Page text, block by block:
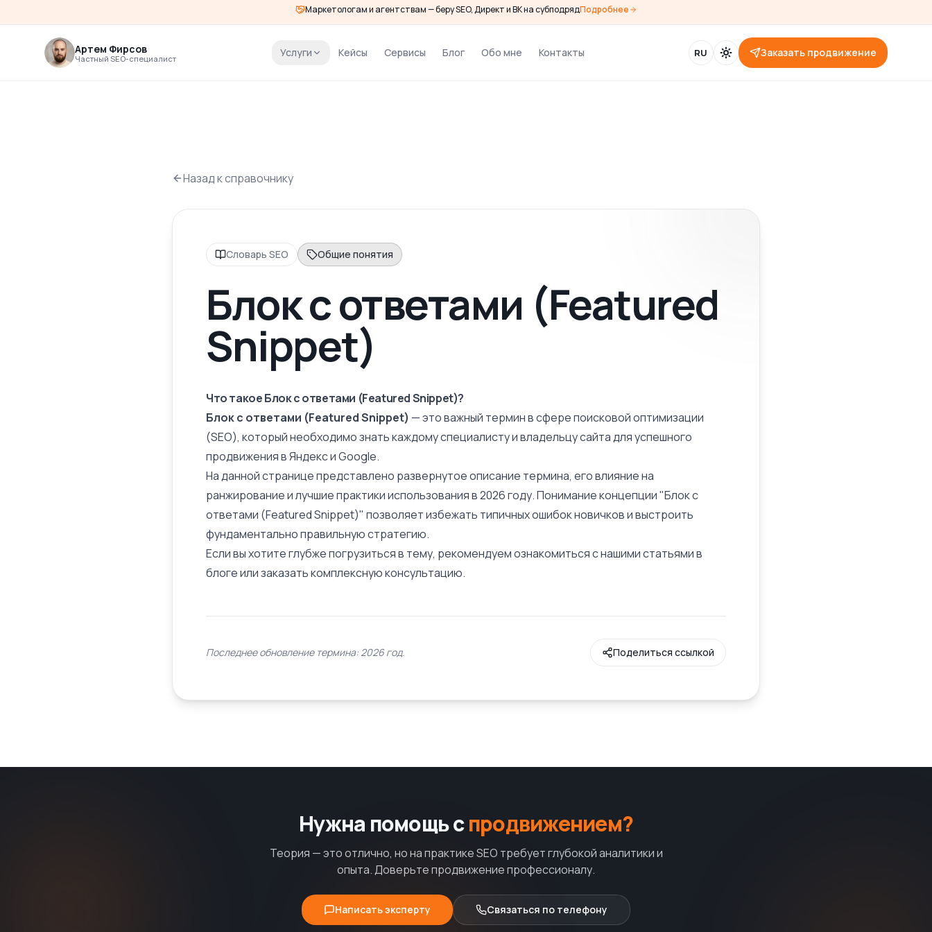
Маркетологам и агентствам — беру SEO, Директ и ВК на субподрядПодробнее
Артем Фирсов
Частный SEO-специалист Услуги Кейсы Сервисы Блог Обо мне Контакты RU Заказать продвижение
Назад к справочнику
Словарь SEO Общие понятия
Блок с ответами (Featured
Snippet)
Что такое Блок с ответами (Featured Snippet)?
Блок с ответами (Featured Snippet) — это важный термин в сфере поисковой оптимизации
(SEO), который необходимо знать каждому специалисту и владельцу сайта для успешного
продвижения в Яндекс и Google.
На данной странице представлено развернутоеописание термина, его влияние на
ранжирование и лучшие практики использования в 2026 году. Понимание концепции "Блок с
ответами (Featured Snippet)" позволяет избежать типичных ошибок новичков и выстроить
фундаментально правильную стратегию.
Если вы хотите глубже погрузиться в тему, рекомендуем ознакомиться с нашими статьями в
блоге или заказать комплексную консультацию.
Последнее обновление термина: 2026 год. Поделиться ссылкой
Нужна помощь спродвижением?
Теория — это отлично, но на практике SEO требует глубокой аналитики и
опыта. Доверьте продвижение профессионалу.
Написать эксперту Связаться по телефону